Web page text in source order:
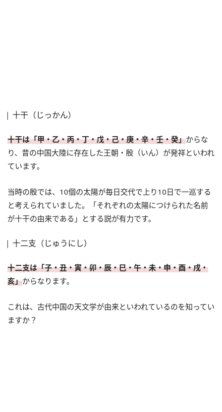
十干（じっかん）
十干は「甲・乙・丙・丁・戊・己・庚・辛・壬・癸」からな
り、昔の中国大陸に存在した王朝・殷（いん）が発祥といわれ
ています。
当時の殷では、10個の太陽が毎日交代で上り10日で一巡する
と考えられていました。「それぞれの太陽につけられた名前
が十干の由来である」とする説が有力です。
十二支（じゅうにし）
十二支は「子・丑・寅・卯・辰・巳・午・未・申・酉・戌・
亥」からなります。
これは、古代中国の天文学が由来といわれているのを知ってい
ますか？